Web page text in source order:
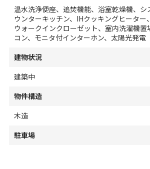
温水洗浄便座、追焚機能、浴室乾燥機、シ
ウンターキッチン、IHクッキングヒーター
ウォークインクローゼット、室内洗濯機
コン、モニタ付インターホン、太陽光発電
建物状況
建築中
物件構造
木造
駐車場